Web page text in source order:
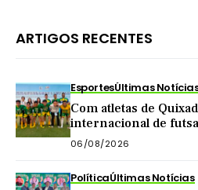
ARTIGOS RECENTES
EsportesÚltimas
Com atletas de
internacional de
06/08/2026
PolíticaÚltimas Notícias